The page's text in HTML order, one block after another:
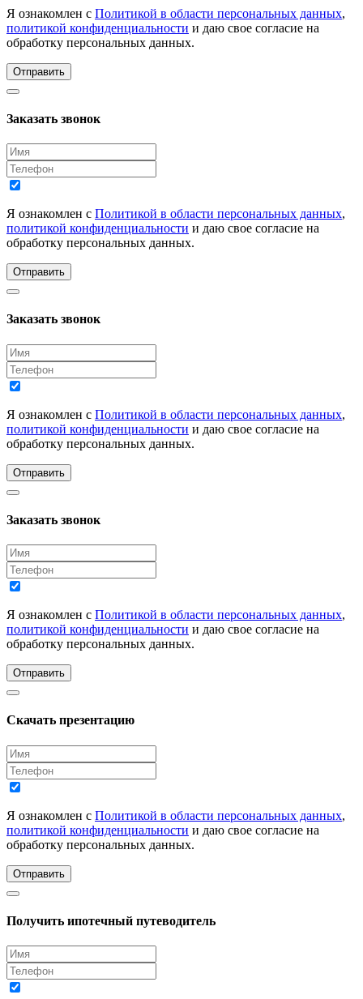
Я ознакомлен с Политикой в области персональных данных,
политикой конфиденциальности и даю свое согласие на
обработку персональных данных.
Отправить
Заказать звонок
Я ознакомлен с Политикой в области персональных данных,
политикой конфиденциальности и даю свое согласие на
обработку персональных данных.
Отправить
Заказать звонок
Я ознакомлен с Политикой в области персональных данных,
политикой конфиденциальности и даю свое согласие на
обработку персональных данных.
Отправить
Заказать звонок
Я ознакомлен с Политикой в области персональных данных,
политикой конфиденциальности и даю свое согласие на
обработку персональных данных.
Отправить
Скачать презентацию
Я ознакомлен с Политикой в области персональных данных,
политикой конфиденциальности и даю свое согласие на
обработку персональных данных.
Отправить
Получить ипотечный путеводитель